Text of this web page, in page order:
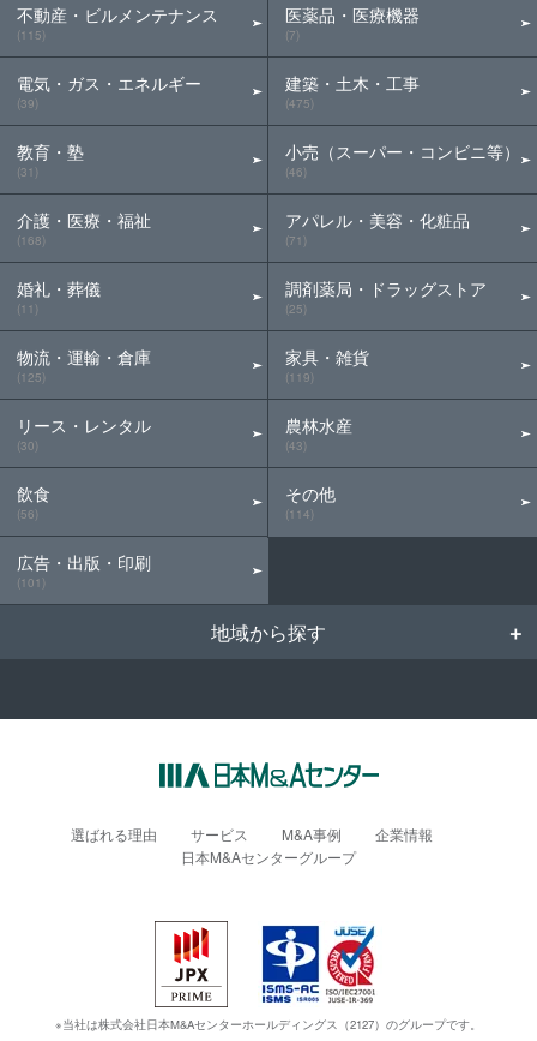
不動産・ビルメンテナンス
(115)
電気・ガス・エネルギー
(39)
教育・塾
(31)
介護・医療・福祉
(168)
婚礼・葬儀
(11)
物流・運輸・倉庫
(125)
リース・レンタル
(30)
飲食
(56)
広告・出版・印刷
(101)
医薬品・医療機器
(7)
建築・土木・工事
(475)
小売（スーパー・コンビニ等）
(46)
アパレル・美容・化粧品
(71)
調剤薬局・ドラッグストア
(25)
家具・雑貨
(119)
農林水産
(43)
その他
(114)
地域から探す
選ばれる理由 サービス M&A事例
企業情報
日本M&Aセンターグループ
※当社は株式会社日本M&Aセンターホールディングス（2127）のグループです。